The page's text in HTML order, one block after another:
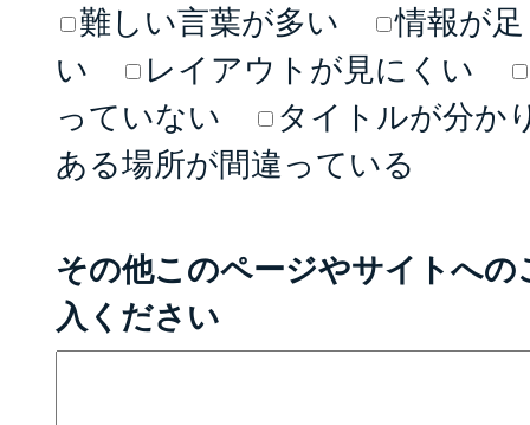
難しい言葉が多い
情報が
い
レイアウトが見にくい
っていない
タイトルが分か
ある場所が間違っている
その他このページやサイトへ
入ください